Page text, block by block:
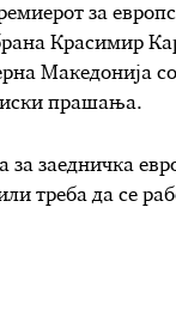
за
Красимир
Македонија
прашања.
за заедничка
треба да се